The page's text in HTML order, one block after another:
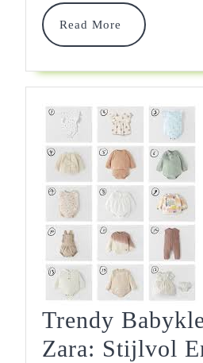
Read More
Read
More
Trendy
Zara: Stijlvol